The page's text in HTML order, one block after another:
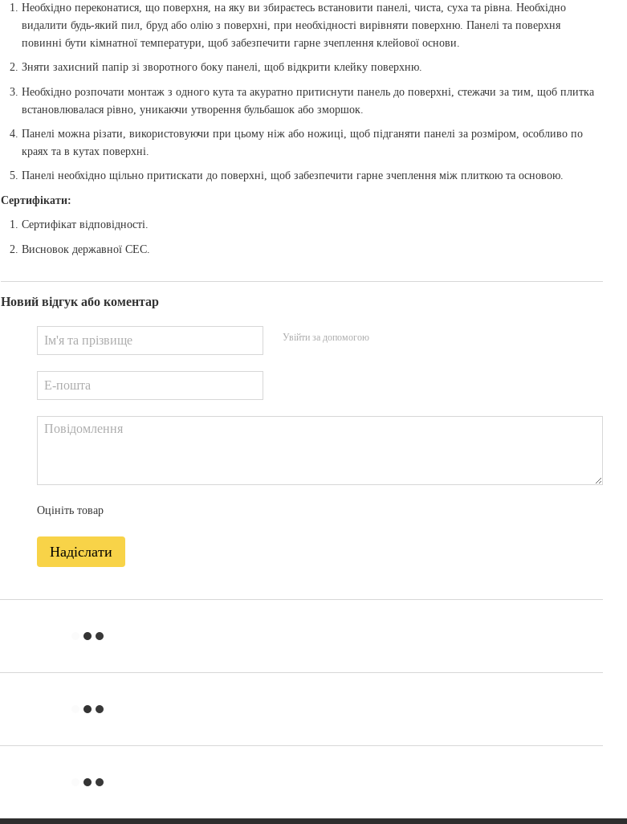
Необхідно переконатися, що поверхня, на яку ви збираєтесь встановити панелі, чиста, суха та рівна. Необхідно
видалити будь-який пил, бруд або олію з поверхні, при необхідності вирівняти поверхню. Панелі та поверхня
повинні бути кімнатної температури, щоб забезпечити гарне зчеплення клейової основи.
Зняти захисний папір зі зворотного боку панелі, щоб відкрити клейку поверхню.
Необхідно розпочати монтаж з одного кута та акуратно притиснути панель до поверхні, стежачи за тим, щоб плитка
встановлювалася рівно, уникаючи утворення бульбашок або зморшок.
Панелі можна різати, використовуючи при цьому ніж або ножиці, щоб підганяти панелі за розміром, особливо по
краях та в кутах поверхні.
Панелі необхідно щільно притискати до поверхні, щоб забезпечити гарне зчеплення між плиткою та основою.
Сертифікати:
Сертифікат відповідності.
Висновок державної СЕС.
Новий відгук або коментар
Увійти за допомогою
Оцініть товар
Надіслати